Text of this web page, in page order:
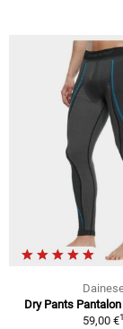
Dry Pants
59,00 €1